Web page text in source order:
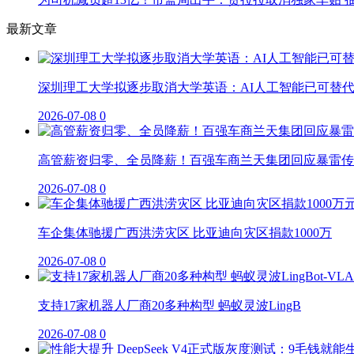
最新文章
深圳理工大学拟逐步取消大学英语：AI人工智能已可替代
2026-07-08 0
高管薪资归零、全员降薪！百强车商兰天集团回应暴雷
2026-07-08 0
车企集体驰援广西洪涝灾区 比亚迪向灾区捐款1000万
2026-07-08 0
支持17家机器人厂商20多种构型 蚂蚁灵波LingB
2026-07-08 0